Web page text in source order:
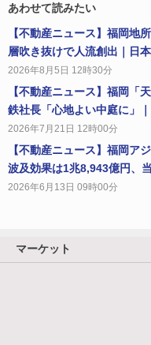
あわせて読みたい
【不動産ニュース】福岡
層吹き抜けで人流創出｜日
2026年8月5日 12時30分
【不動産ニュース】福岡
鉄社長「心地よい中庭に」
2026年7月21日 12時00分
【不動産ニュース】福岡
波及効果は1兆8,943億円、
2026年6月13日 09時00分
マーケット